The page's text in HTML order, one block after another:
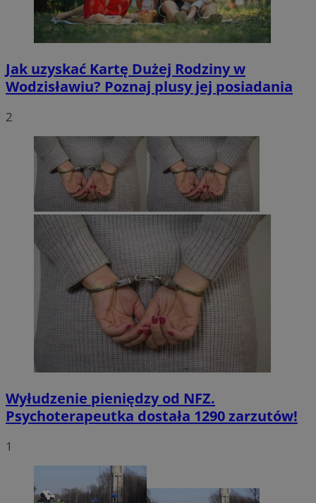
Jak uzyskać Kartę Dużej Rodziny w
Wodzisławiu? Poznaj plusy jej posiadania
2
Wyłudzenie pieniędzy od NFZ.
Psychoterapeutka dostała 1290 zarzutów!
1